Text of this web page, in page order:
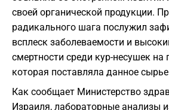
своей органической продукции.
радикального шага послужил
всплеск заболеваемости и
смертности среди кур-несушек на
которая поставляла данное
Как сообщает Министерство
Израиля, лабораторные анализы